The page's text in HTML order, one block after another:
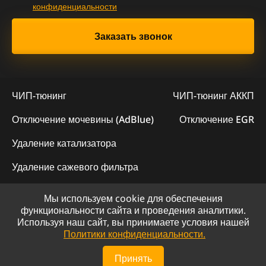
конфиденциальности
ЧИП-тюнинг
ЧИП-тюнинг АККП
Отключение мочевины (AdBlue)
Отключение EGR
Удаление катализатора
Удаление сажевого фильтра
© 2023 - Официальный сайт "ChipLogic"
Политика конфиденциальности
Сайт разработан компанией DS-ART
Мы используем cookie для обеспечения
функциональности сайта и проведения аналитики.
Используя наш сайт, вы принимаете условия нашей
Политики конфиденциальности.
Принять